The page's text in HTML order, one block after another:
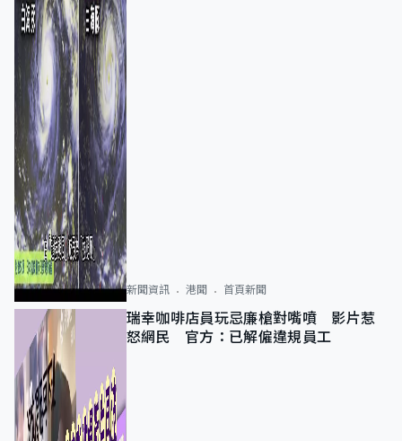
新聞資訊 港聞 首頁新聞
瑞幸咖啡店員玩忌廉槍對嘴噴 影片惹
怒網民 官方：已解僱違規員工